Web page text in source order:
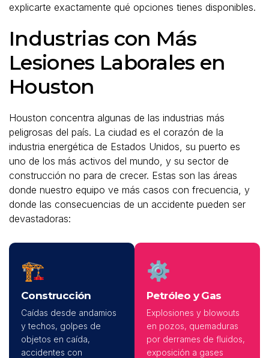
explicarte exactamente qué opciones tienes disponibles.
Industrias con Más
Lesiones Laborales en
Houston
Houston concentra algunas de las industrias más
peligrosas del país. La ciudad es el corazón de la
industria energética de Estados Unidos, su puerto es
uno de los más activos del mundo, y su sector de
construcción no para de crecer. Estas son las áreas
donde nuestro equipo ve más casos con frecuencia, y
donde las consecuencias de un accidente pueden ser
devastadoras:
🏗️
Construcción
Caídas desde andamios
y techos, golpes de
objetos en caída,
accidentes con
⚙️
Petróleo y Gas
Explosiones y blowouts
en pozos, quemaduras
por derrames de fluidos,
exposición a gases